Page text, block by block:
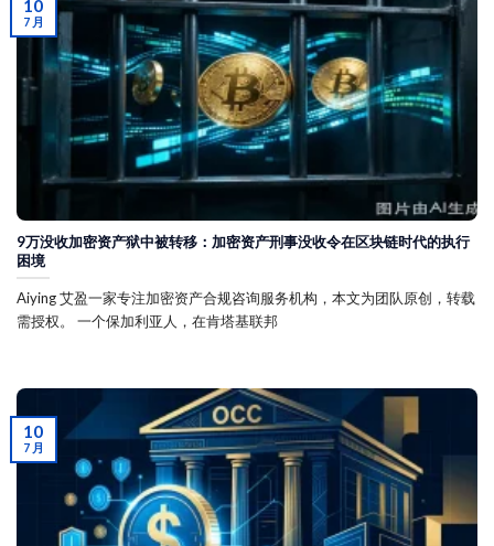
9万没收加密资产狱中被转移：加密资产刑事没收令在区块链时代的执行
困境
Aiying 艾盈一家专注加密资产合规咨询服务机构，本文为团队原创，转载
需授权。 一个保加利亚人，在肯塔基联邦
10
7 月
10
7 月